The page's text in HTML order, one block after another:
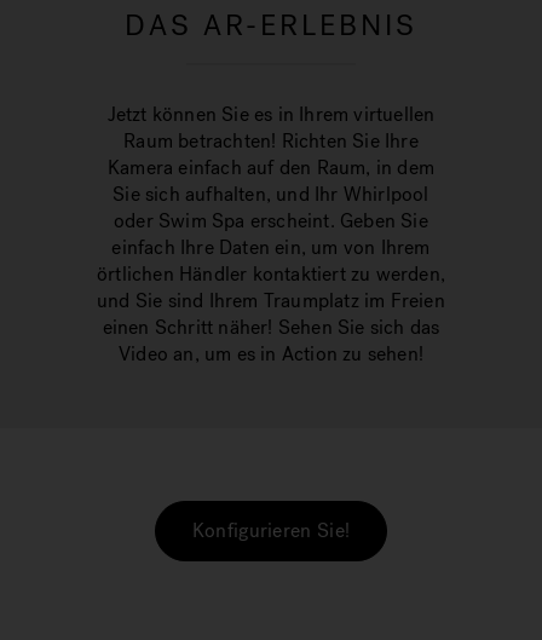
DAS AR-ERLEBNIS
Jetzt können Sie es in Ihrem virtuellen
Raum betrachten! Richten Sie Ihre
Kamera einfach auf den Raum, in dem
Sie sich aufhalten, und Ihr Whirlpool
oder Swim Spa erscheint. Geben Sie
einfach Ihre Daten ein, um von Ihrem
örtlichen Händler kontaktiert zu werden,
und Sie sind Ihrem Traumplatz im Freien
einen Schritt näher! Sehen Sie sich das
Video an, um es in Action zu sehen!
Konfigurieren Sie!